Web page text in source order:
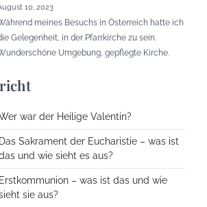
10, 2023
meines Besuchs in Österreich hatte ich
Gelegenheit, in der Pfarrkirche zu sein.
Umgebung, gepflegte Kirche.
war der Heilige Valentin?
Das Sakrament der Eucharistie – was ist
und wie sieht es aus?
Erstkommunion – was ist das und wie
sie aus?